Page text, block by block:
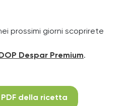
prossimi giorni scoprirete
Despar Premium.
della ricetta